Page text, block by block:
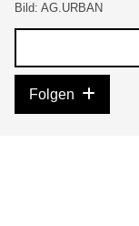
Bild: AG.URBAN
Folgen